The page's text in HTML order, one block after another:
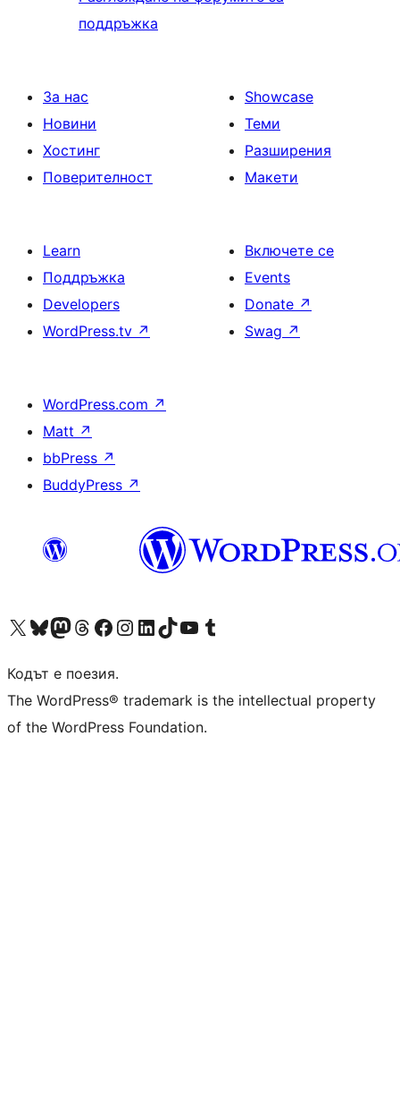
поддръжка
За нас
Новини
Хостинг
Поверителност
Showcase
Теми
Разширения
Макети
Learn
Поддръжка
Developers
WordPress.tv ↗
Включете се
Events
Donate ↗
Swag ↗
WordPress.com ↗
Matt ↗
bbPress ↗
BuddyPress ↗
Visit our X (formerly Twitter) account
Visit our Bluesky account
Visit our Mastodon account
Visit our Threads account
Посетете нашата страница във Facebook
Посетете нашия профил в Instagram
Посетете нашия профил в LinkedIn
Visit our TikTok account
Visit our YouTube channel
Visit our Tumblr account
Кодът е поезия.
The WordPress® trademark is the intellectual property
of the WordPress Foundation.